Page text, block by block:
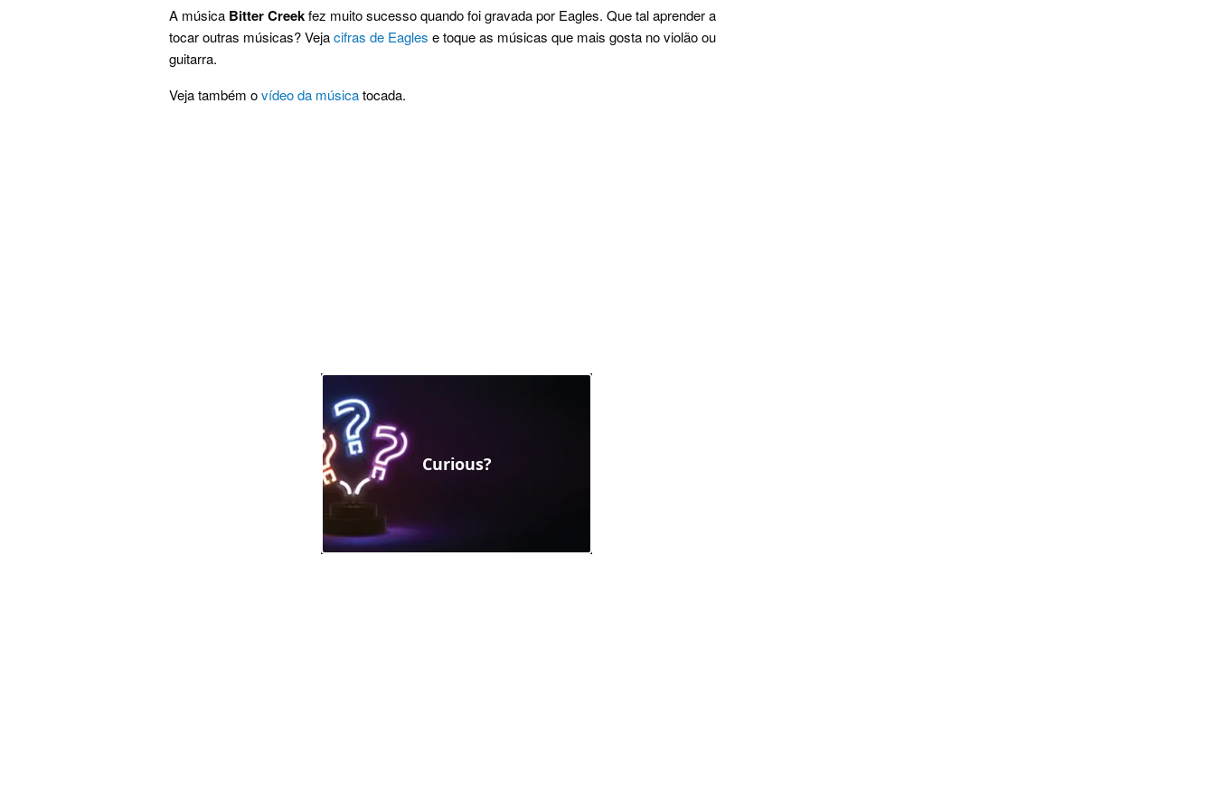
A música Bitter Creekfez muito sucesso quando foi gravada por Eagles. Que tal aprender a
tocar outras músicas? Vejacifras de Eagles e toque as músicas que mais gosta no violão ou
guitarra.
Veja também ovídeo da músicatocada.